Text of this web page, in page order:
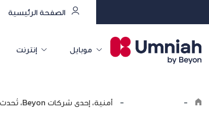
الصفحة الرئيسية
موبايل إنترنت
-
- أمنية، إحدى شركات Beyon، تُحدث نقلة نوعية بإطلاق خطوط “LIVE” المدفوعة لاحقا: بيانات ومكالمات غير محدودة، تجوال غير محدود، تجربة 5G مجانية، وآيفون 17 مجاناً